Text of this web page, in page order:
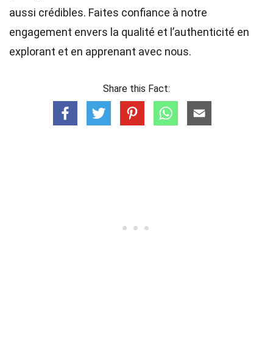
aussi crédibles. Faites confiance à notre
engagement envers la qualité et l’authenticité en
explorant et en apprenant avec nous.
Share this Fact: